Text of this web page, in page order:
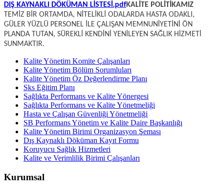
DIŞ KAYNAKLI DÖKÜMAN LİSTESİ.pdfKALİTE POLİTİKAMIZ
TEMİZ BİR ORTAMDA, NİTELİKLİ ODALARDA HASTA ODAKLI,
GÜLER YÜZLÜ PERSONEL İLE ÇALIŞAN MEMNUNİYETİNİ ÖN
PLANDA TUTAN, SÜREKLİ KENDİNİ YENİLEYEN SAĞLIK HİZMETİ
SUNMAKTIR.
Kalite Yönetim Komite Çalışanları
Kalite Yönetim Bölüm Sorumluları
Kalite Yönetim Öz Değerlendirme Planı
Sks Eğitim Planı
Sağlıkta Performans ve Kalite Yönergesi
Sağlıkta Performans ve Kalite Yönetmeliği
Hasta ve Çalışan Güvenliği Yönetmeliği
SB Performans Yönetim ve Kalite Daire Başkanlığı
Kalite Yönetim Birimi Organizasyon Şeması
Dış Kaynaklı Döküman Kayıt Formu
Koruyucu Sağlık Hizmetleri
Kalite ve Verimlilik Birimi Çalışanları
Kurumsal